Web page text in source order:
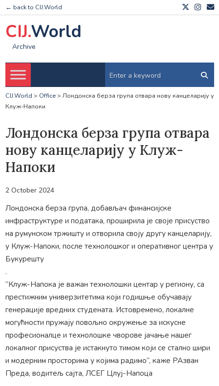
← back to CIJ.World
CIJ.World
Archive
CIJ.World > Office> Лондонска берза група отвара нову канцеларију у
Клуж-Напоки
Лондонска берза група отвара
нову канцеларију у Клуж-
Напоки
2 October 2024
Лондонска берза група, добављач финансијске
инфраструктуре и података, проширила је своје присуство
на румунском тржишту и отворила своју другу канцеларију,
у Клуж-Напоки, после технолошког и оперативног центра у
Букурешту
.
“Клуж-Напока је важан технолошки центар у региону, са
престижним универзитетима који годишње обучавају
генерације вредних студената. Истовремено, локалне
могућности пружају повољно окружење за искусне
професионалце и технолошке чворове јачање нашег
локалног присуства је истакнуто тимом који се стално шири
и модерним просторима у којима радимо“, каже РАзван
Преда, водитељ сајта, ЛСЕГ Цлуј-Напоца